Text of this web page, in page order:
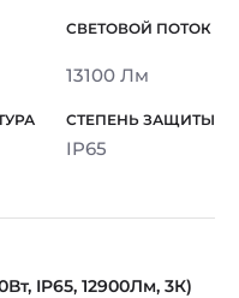
13100 Лм
IP65
IP65, 12900Лм, 3К)